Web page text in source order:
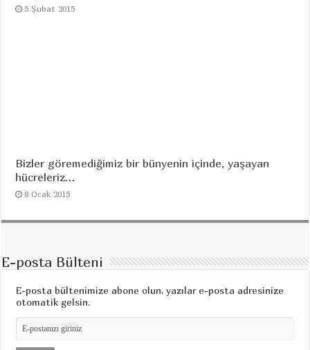
5 Şubat 2015
Bizler göremediğimiz bir bünyenin içinde, yaşayan
hücreleriz…
8 Ocak 2015
E-posta Bülteni
E-posta bültenimize abone olun, yazılar e-posta adresinize
otomatik gelsin.